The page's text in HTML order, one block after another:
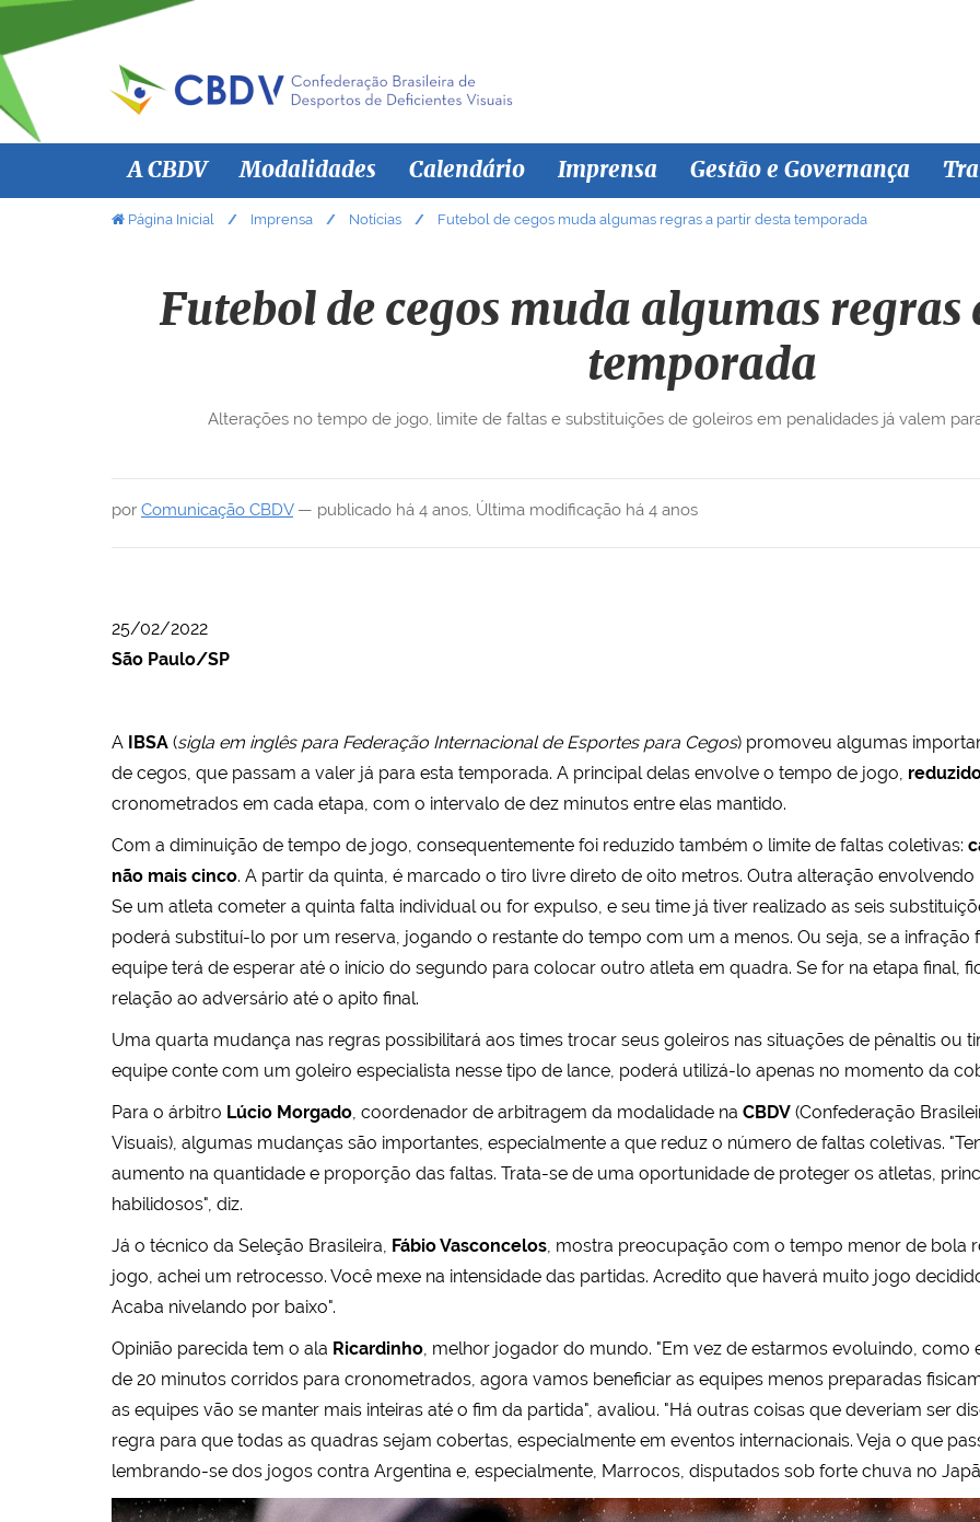
A CBDV Modalidades Calendário Imprensa Gestão e Governança
V Página Inicial Imprensa Notícias Futebol de cegos muda algumas regras a partir desta temporada
Futebol de cegos muda algumas
temporada
por Comunicação CBDV— publicado há 4 anos, Última modificação há 4 anos
Alterações no tempo de jogo, limite de faltas e substituições de goleiros em penalidades já valem
25/02/2022
São Paulo/SP
A IBSA (sigla em inglês para Federação Internacional de Esportes para Cegos) promoveu algumas
de cegos, que passam a valer já para esta temporada. A principal delas envolve o tempo de jogo,
cronometrados em cada etapa, com o intervalo de dez minutos entre elas mantido.
Com a diminuição de tempo de jogo, consequentemente foi reduzido também o limite de faltas coletivas:
não mais cinco. A partir da quinta, é marcado o tiro livre direto de oito metros. Outra alteração
Se um atleta cometer a quinta falta individual ou for expulso, e seu time já tiver realizado as seis
poderá substituí-lo por um reserva, jogando o restante do tempo com um a menos. Ou seja, se a
equipe terá de esperar até o início do segundo para colocar outro atleta em quadra. Se for na etapa final,
relação ao adversário até o apito final.
Uma quarta mudança nas regras possibilitará aos times trocar seus goleiros nas situações de pênaltis ou
equipe conte com um goleiro especialista nesse tipo de lance, poderá utilizá-lo apenas no momento da
Para o árbitro Lúcio Morgado, coordenador de arbitragem da modalidade na CBDV (Confederação
Visuais), algumas mudanças são importantes, especialmente a que reduz o número de faltas coletivas. "T
aumento na quantidade e proporção das faltas. Trata-se de uma oportunidade de proteger os atletas,
habilidosos", diz.
Já o técnico da Seleção Brasileira, Fábio Vasconcelos, mostra preocupação com o tempo menor de bola
jogo, achei um retrocesso. Você mexe na intensidade das partidas. Acredito que haverá muito jogo
Acaba nivelando por baixo".
Opinião parecida tem o ala Ricardinho, melhor jogador do mundo. "Em vez de estarmos evoluindo,
de 20 minutos corridos para cronometrados, agora vamos beneficiar as equipes menos preparadas
as equipes vão se manter mais inteiras até o fim da partida", avaliou. "Há outras coisas que deveriam ser
regra para que todas as quadras sejam cobertas, especialmente em eventos internacionais. Veja o que
lembrando-se dos jogos contra Argentina e, especialmente, Marrocos, disputados sob forte chuva no